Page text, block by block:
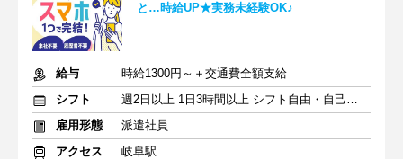
と…時給UP★実務未経験OK♪
給与
時給1300円～＋交通費全額支給
シフト
週2日以上 1日3時間以上 シフト自由・自己申告
雇用形態
派遣社員
アクセス
岐阜駅